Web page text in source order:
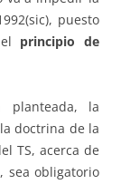
puesto
principio de
la
doctrina de la
TS, acerca de
, sea obligatorio